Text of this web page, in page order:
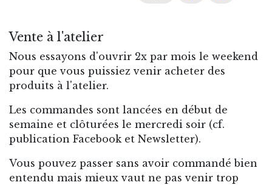
Vente à l'atelier
Nous essayons d'ouvrir 2x par mois le weekend
pour que vous puissiez venir acheter des
produits à l'atelier.
Les commandes sont lancées en début de
semaine et clôturées le mercredi soir (cf.
publication Facebook et Newsletter).
Vous pouvez passer sans avoir commandé bien
entendu mais mieux vaut ne pas venir trop